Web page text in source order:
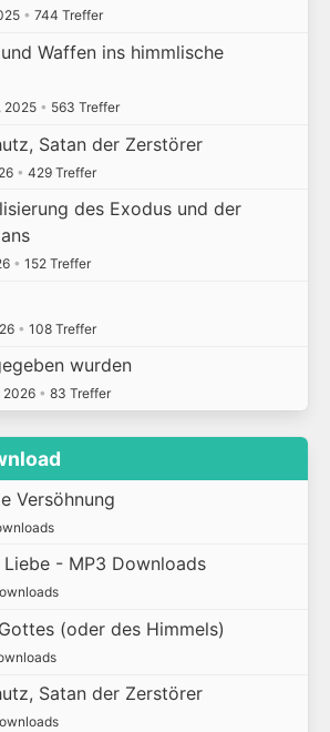
• 744 Treffer
Waffen ins himmlische
2025 • 563 Treffer
Satan der Zerstörer
• 429 Treffer
des Exodus und der
• 152 Treffer
• 108 Treffer
wurden
2026 • 83 Treffer
Versöhnung
- MP3 Downloads
(oder des Himmels)
Satan der Zerstörer